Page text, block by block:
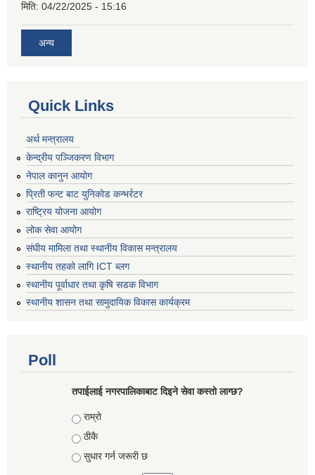
मिति: 04/22/2025 - 15:16
अन्य
Quick Links
अर्थ मन्त्रालय
केन्द्रीय पञ्जिकरण विभाग
नेपाल कानुन आयोग
प्रिती फन्ट बाट युनिकोड कन्भर्रटर
राष्ट्रिय योजना आयोग
लोक सेवा आयोग
संघीय मामिला तथा स्थानीय विकास मन्त्रालय
स्थानीय तहको लागि ICT ब्लग
स्थानीय पूर्वाधार तथा कृषि सडक विभाग
स्थानीय शासन तथा सामुदायिक विकास कार्यक्रम
Poll
तपाईलाई नगरपालिकाबाट दिइने सेवा कस्तो लाग्छ?
Choices
राम्रो
ठीकै
सुधार गर्न जरूरी छ